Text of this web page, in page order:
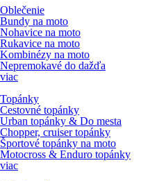
Oblečenie
Bundy na moto
Nohavice na moto
Rukavice na moto
Kombinézy na moto
Nepremokavé do dažďa
viac
Topánky
Cestovné topánky
Urban topánky & Do mesta
Chopper, cruiser topánky
Športové topánky na moto
Motocross & Enduro topánky
viac